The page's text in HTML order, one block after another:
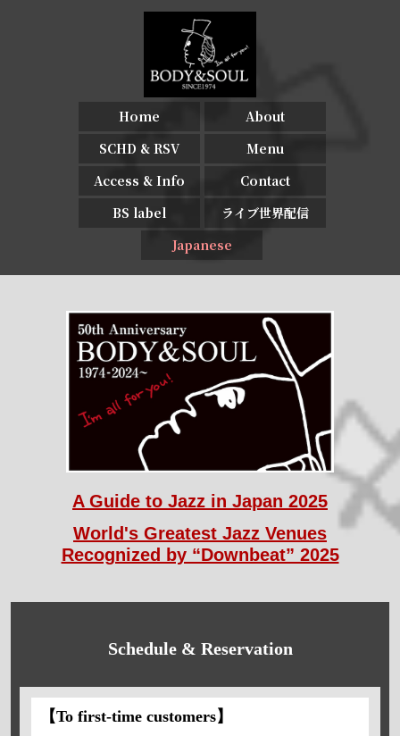
Home
About
SCHD & RSV
Menu
Access & Info
Contact
BS label
ライブ世界配信
Japanese
A Guide to Jazz in Japan 2025
World's Greatest Jazz Venues
Recognized by “Downbeat” 2025
Schedule & Reservation
【To first-time customers】